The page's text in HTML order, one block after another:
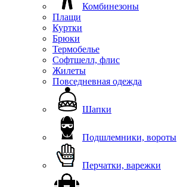
Комбинезоны
Плащи
Куртки
Брюки
Термобелье
Софтшелл, флис
Жилеты
Повседневная одежда
Шапки
Подшлемники, вороты
Перчатки, варежки